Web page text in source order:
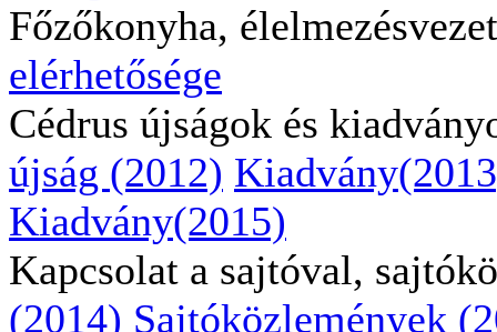
Főzőkonyha,
elérhetősége
Cédrus újságok és
újság (2012)
Kiadvány(2015)
Kapcsolat a sajtóval,
(2014) Sajtóközlemények